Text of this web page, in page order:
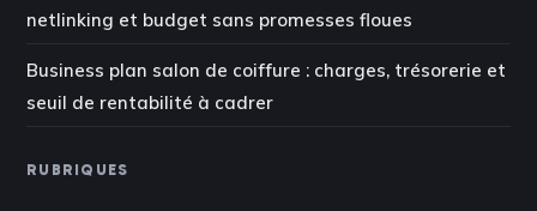
netlinking et budget sans promesses floues
Business plan salon de coiffure : charges, trésorerie et
seuil de rentabilité à cadrer
RUBRIQUES